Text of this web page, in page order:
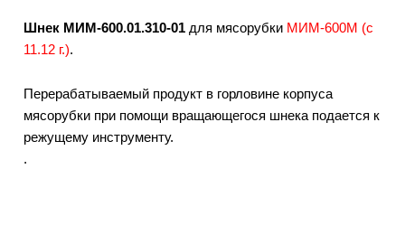
Шнек МИМ-600.01.310-01 для мясорубки МИМ-600М (с
11.12 г.).
Перерабатываемый продукт в горловине корпуса
мясорубки при помощи вращающегося шнека подается к
режущему инструменту.
.